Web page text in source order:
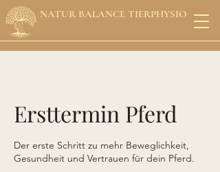
NATUR BALANCE TIERPHYSIO
Ersttermin Pferd
Der erste Schritt zu mehr Beweglichkeit,
Gesundheit und Vertrauen für dein Pferd.